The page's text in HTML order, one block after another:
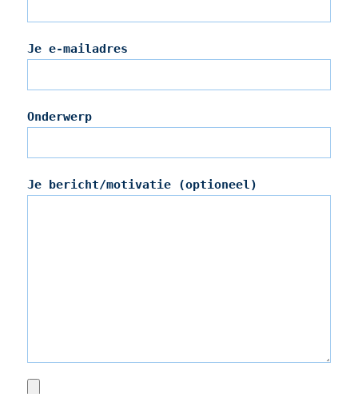
Je e-mailadres
Onderwerp
Je bericht/motivatie (optioneel)